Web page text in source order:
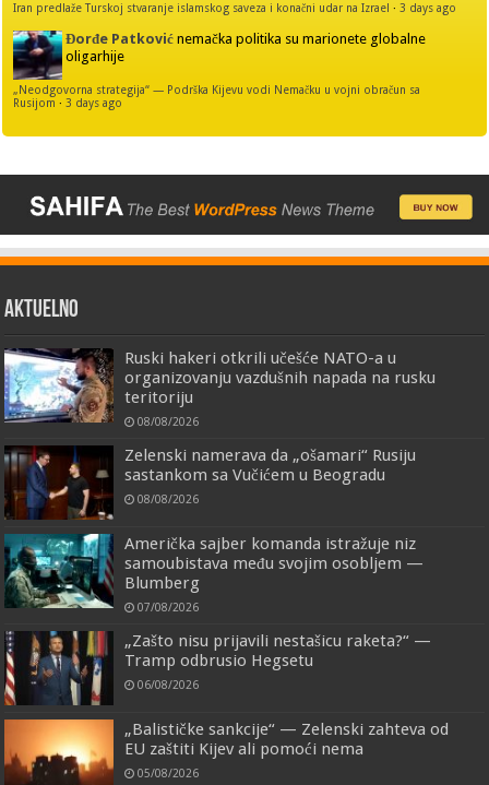
Iran predlaže Turskoj stvaranje islamskog saveza i konačni udar na Izrael ·3 days ago
Đorđe Patković nemačka politika su marionete globalne
oligarhije
„Neodgovorna strategija“ — Podrška Kijevu vodi Nemačku u vojni obračun sa
Rusijom ·3 days ago
AKTUELNO
Ruski hakeri otkrili učešće NATO-a u
organizovanju vazdušnih napada na rusku
teritoriju
08/08/2026
Zelenski namerava da „ošamari“ Rusiju
sastankom sa Vučićem u Beogradu
08/08/2026
Američka sajber komanda istražuje niz
samoubistava među svojim osobljem —
Blumberg
07/08/2026
„Zašto nisu prijavili nestašicu raketa?“ —
Tramp odbrusio Hegsetu
06/08/2026
„Balističke sankcije“ — Zelenski zahteva od
EU zaštiti Kijev ali pomoći nema
05/08/2026